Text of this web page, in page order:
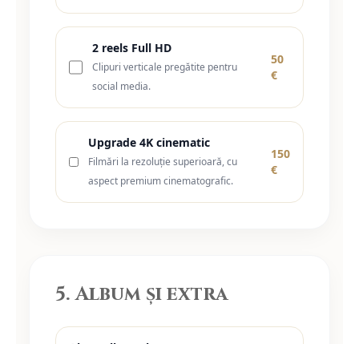
2 reels Full HD
Clipuri verticale pregătite pentru
social media.
50
€
Upgrade 4K cinematic
Filmări la rezoluție superioară, cu
aspect premium cinematografic.
150
€
5. Album și extra